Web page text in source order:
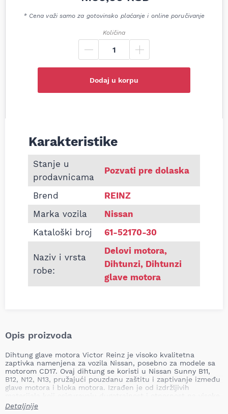
* Cena važi samo za gotovinsko plaćanje i online poručivanje
Količina
Dodaj u korpu
Informacije o Dihtung glave Nissan Sunny CD17
Karakteristike
Stanje u
prodavnicama
Pozvati pre dolaska
Brend
REINZ
Marka vozila
Nissan
Kataloški broj
61-52170-30
Naziv i vrsta
robe:
Delovi motora,
Dihtunzi, Dihtunzi
glave motora
Opis proizvoda
Dihtung glave motora Victor Reinz je visoko kvalitetna
zaptivka namenjena za vozila Nissan, posebno za modele sa
motorom CD17. Ovaj dihtung se koristi u Nissan Sunny B11,
B12, N12, N13, pružajući pouzdanu zaštitu i zaptivanje između
glave motora i bloka motora. Izrađen je od izdržljivih
temperature i pritiske.
Detaljnije